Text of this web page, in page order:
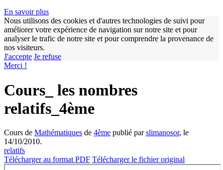
En savoir plus
Nous utilisons des cookies et d'autres technologies de suivi pour
améliorer votre expérience de navigation sur notre site et pour
analyser le trafic de notre site et pour comprendre la provenance de
nos visiteurs.
J'accepte Je refuse
Merci !
Cours_ les nombres
relatifs_4ème
Cours de Mathématiques de 4ème publié parslimanosor, le
14/10/2010.
relatifs
Télécharger au format PDF Télécharger le fichier original